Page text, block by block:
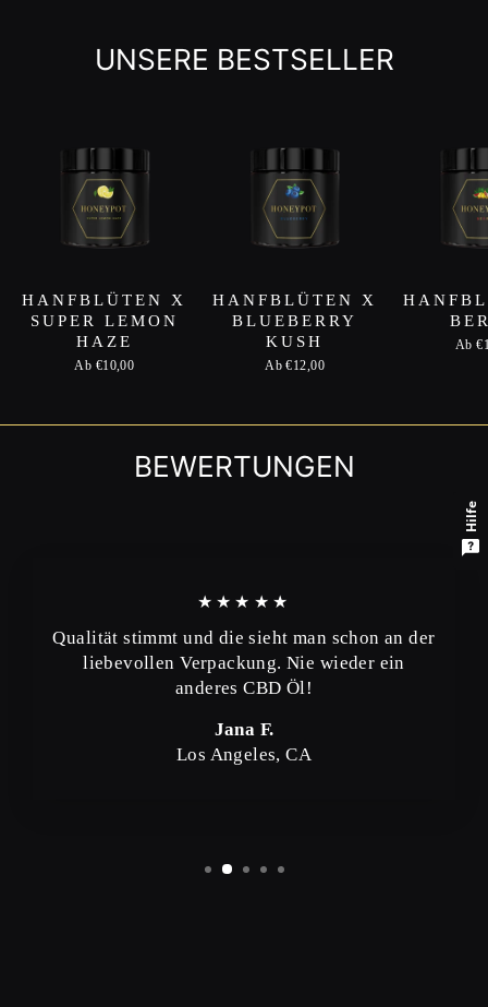
UNSERE BESTSELLER
HANFBLÜTEN X
SUPER LEMON
HAZE
Ab €10,00
HANFBLÜTEN X
BLUEBERRY
KUSH
Ab €12,00
Ab
BEWERTUNGEN
★★★★★
Qualität stimmt und die sieht man schon an der
liebevollen Verpackung. Nie wieder ein
anderes CBD Öl!
Jana F.
Los Angeles, CA
Hilfe